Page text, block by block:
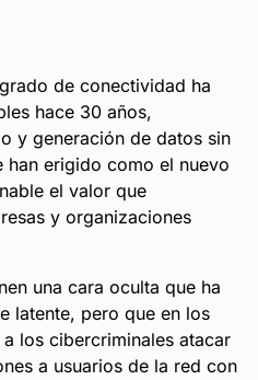
de conectividad ha
hace 30 años,
y generación de datos sin
han erigido como el nuevo
el valor que
y organizaciones
una cara oculta que ha
latente, pero que en los
los cibercriminales atacar
a usuarios de la red con